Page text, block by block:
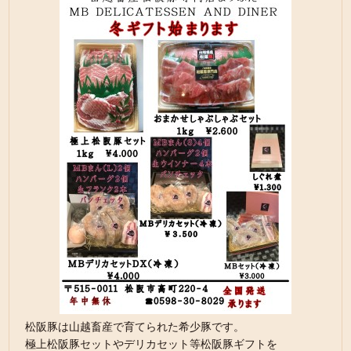
松阪豚は山越畜産で育てられた希少豚です。
極上松阪豚セットやデリカセット等松阪豚ギフトを